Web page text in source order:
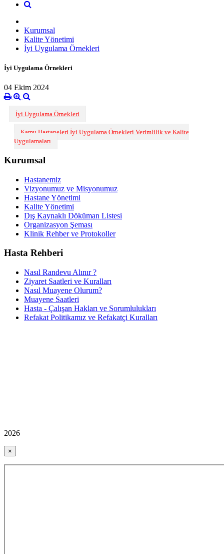
Kurumsal
Kalite Yönetimi
İyi Uygulama Örnekleri
İyi Uygulama Örnekleri
04 Ekim 2024
İyi Uygulama Örnekleri
Kamu Hastaneleri İyi Uygulama Örnekleri Verimlilik ve Kalite
Uygulamaları
Kurumsal
Hastanemiz
Vizyonumuz ve Misyonumuz
Hastane Yönetimi
Kalite Yönetimi
Dış Kaynaklı Döküman Listesi
Organizasyon Şeması
Klinik Rehber ve Protokoller
Hasta Rehberi
Nasıl Randevu Alınır ?
Ziyaret Saatleri ve Kuralları
Nasıl Muayene Olurum?
Muayene Saatleri
Hasta - Çalışan Hakları ve Sorumlulukları
Refakat Politikamız ve Refakatçi Kuralları
2026
×